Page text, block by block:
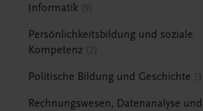
Informatik 9
Persönlichkeitsbildung und soziale
Kompetenz 2
Politische Bildung und Geschichte 3
Rechnungswesen, Datenanalyse und